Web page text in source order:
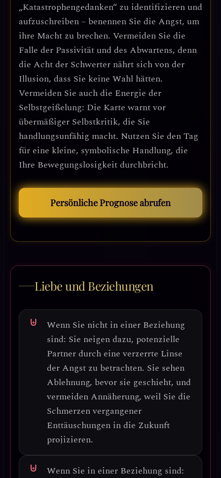
„Katastrophengedanken“ zu identifizieren und
aufzuschreiben – benennen Sie die Angst, um
ihre Macht zu brechen. Vermeiden Sie die
Falle der Passivität und des Abwartens, denn
die Acht der Schwerter nährt sich von der
Illusion, dass Sie keine Wahl hätten.
Vermeiden Sie auch die Energie der
Selbstgeißelung: Die Karte warnt vor
übermäßiger Selbstkritik, die Sie
handlungsunfähig macht. Nutzen Sie den Tag
für eine kleine, symbolische Handlung, die
Ihre Bewegungslosigkeit durchbricht.
Persönliche Prognose abrufen
Liebe und Beziehungen
Wenn Sie nicht in einer Beziehung
sind: Sie neigen dazu, potenzielle
Partner durch eineverzerrte Linse
der Angst zu betrachten. Sie sehen
Ablehnung, bevor sie geschieht, und
vermeiden Annäherung, weil Sie die
Schmerzen vergangener
Enttäuschungen in die Zukunft
projizieren.
Wenn Sie in einer Beziehung sind: